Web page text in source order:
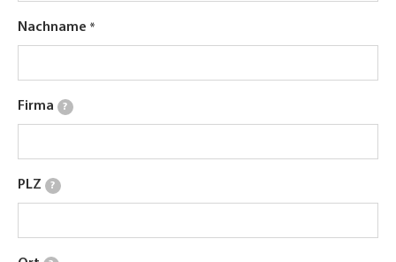
Nachname
Firma ?
PLZ ?